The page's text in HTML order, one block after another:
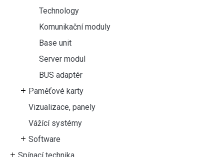
Technology
Komunikační moduly
Base unit
Server modul
BUS adaptér
Paměťové karty
Vizualizace, panely
Vážící systémy
Software